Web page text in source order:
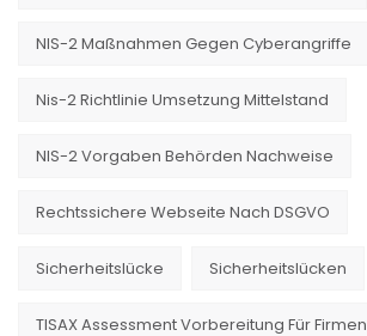
NIS-2 Maßnahmen Gegen Cyberangriffe
Nis-2 Richtlinie Umsetzung Mittelstand
NIS-2 Vorgaben Behörden Nachweise
Rechtssichere Webseite Nach DSGVO
Sicherheitslücke Sicherheitslücken
TISAX Assessment Vorbereitung Für Firmen